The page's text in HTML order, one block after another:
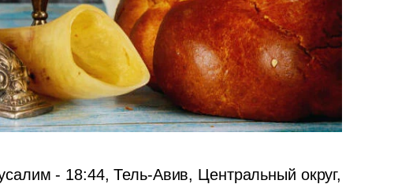
- 18:44, Тель-Авив, Центральный округ,